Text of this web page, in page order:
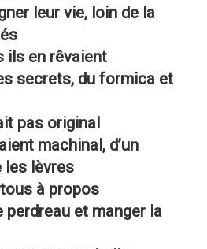
leur vie, loin de la
ils en rêvaient
secrets, du formica et
pas original
machinal, d’un
les lèvres
à propos
perdreau et manger la